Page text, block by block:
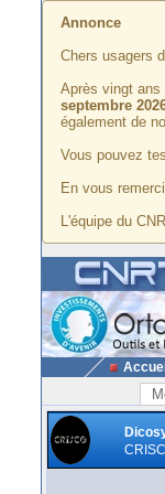
Annonce
Chers usagers
Après vingt ans
septembre
également de
Vous pouvez
En vous
L'équipe du